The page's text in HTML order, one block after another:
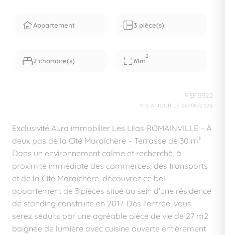
Appartement 3 pièce(s)
2 chambre(s) 61m
2
REF.5522
MIS À JOUR LE 06/08/2026
Exclusivité Aura immobilier Les Lilas ROMAINVILLE – À
deux pas de la Cité Maraîchère – Terrasse de 30 m²
Dans un environnement calme et recherché, à
proximité immédiate des commerces, des transports
et de la Cité Maraîchère, découvrez ce bel
appartement de 3 pièces situé au sein d'une résidence
de standing construite en 2017. Dès l'entrée, vous
serez séduits par une agréable pièce de vie de 27 m2
baignée de lumière avec cuisine ouverte entièrement